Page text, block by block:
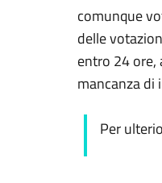
comunque
delle
entro 24 ore,
mancanza
Per